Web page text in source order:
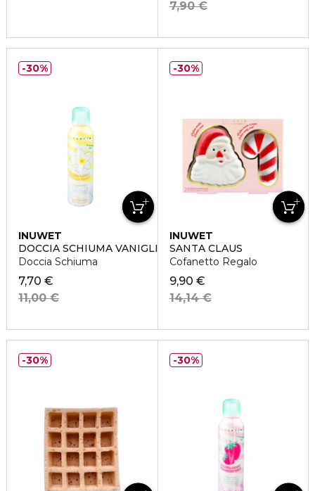
7,90 €
INUWET
DOCCIA SCHIUMA VANIGLIA
Doccia Schiuma
7,70 €
11,00 €
30%
INUWET
SANTA CLAUS
Cofanetto Regalo
9,90 €
14,14 €
30%
30% 30%